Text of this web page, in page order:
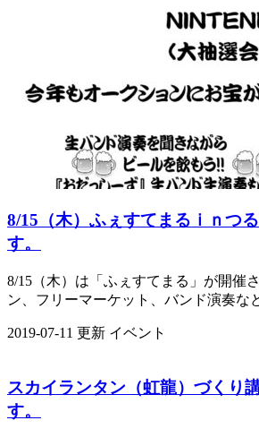
8/15（木）ふぇすてまるｉｎつ
す。
8/15（木）は「ふぇすてまる」が開催
ン、フリーマーケット、バンド演奏な
2019-07-11 更新 イベント
スカイランタン（虹龍）づくり
す。